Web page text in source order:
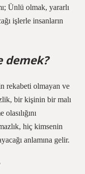
Ünlü olmak, yararlı
işlerle insanların
demek?
rekabeti olmayan ve
bir kişinin bir malı
hiç kimsenin
anlamına gelir.